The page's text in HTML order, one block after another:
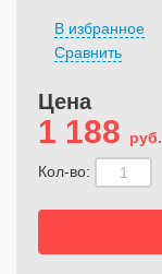
В избранное
Сравнить
Цена
1 188
руб.
Кол-во: